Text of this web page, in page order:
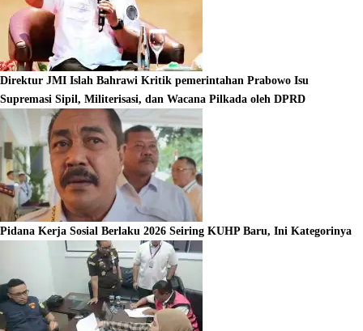
Direktur JMI Islah Bahrawi Kritik pemerintahan Prabowo Isu
Supremasi Sipil, Militerisasi, dan Wacana Pilkada oleh DPRD
Pidana Kerja Sosial Berlaku 2026 Seiring KUHP Baru, Ini Kategorinya